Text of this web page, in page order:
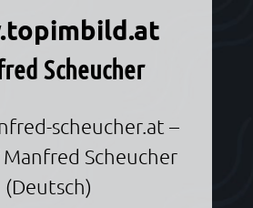
Scheucher
scheucher.at –
Scheucher
(Deutsch)